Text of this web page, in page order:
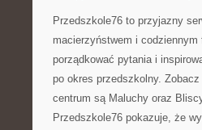
Przedszkole76 to przyjazny
macierzyństwem i
porządkować pytania i
po okres przedszkolny.
centrum są Maluchy oraz
Przedszkole76 pokazuje, że